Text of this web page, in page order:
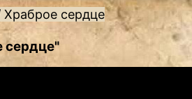
Храброе сердце
сердце"